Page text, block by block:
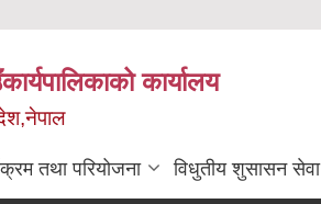
कार्यालय
तथा परियोजना विधुतीय शुसासन सेवा